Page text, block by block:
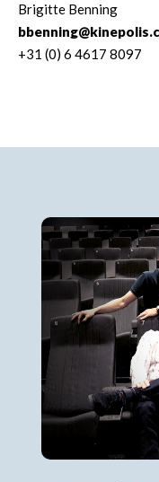
Brigitte Benning
+31 (0) 6 4617 8097